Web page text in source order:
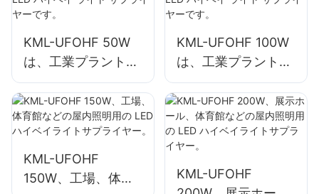
KML-UFOHF 50W
は、工業プラント、
倉庫、その他の屋内
照明アプリケーショ
ン向けの LED ハイ
ベイ ライト サプラ
イヤーです。
KML-UFOHF 100W
は、工業プラント、
倉庫、その他の屋内
照明アプリケーショ
ン向けの LED ハイ
ベイ ライト サプラ
KML-UFOHF
150W、工場、体育
KML-UFOHF